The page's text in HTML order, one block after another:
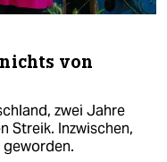
von
zwei Jahre
Streik. Inzwischen,